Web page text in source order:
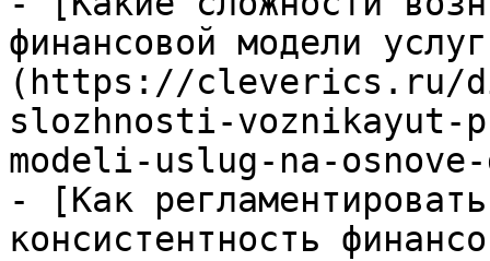
финансовой модели
(https://cleverics.ru/
slozhnosti-
modeli-uslug-na-osnove-
- [Как
консистентность